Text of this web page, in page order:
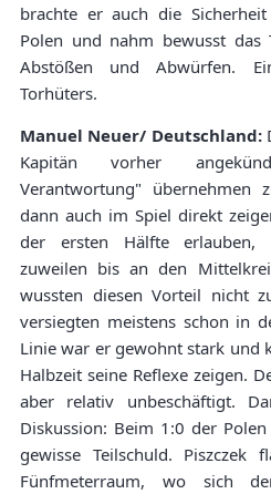
brachte er auch die
Polen und nahm bewusst das
Abstößen und Abwürfen.
Torhüters.
Manuel Neuer/ Deutschland:
Kapitän vorher
Verantwortung"
dann auch im Spiel direkt
der ersten Hälfte erlauben,
zuweilen bis an den
wussten diesen Vorteil nicht
versiegten meistens schon in
Linie war er gewohnt stark und
Halbzeit seine Reflexe zeigen.
aber relativ unbeschäftigt.
Diskussion: Beim 1:0 der
gewisse Teilschuld.
Fünfmeterraum, wo sich